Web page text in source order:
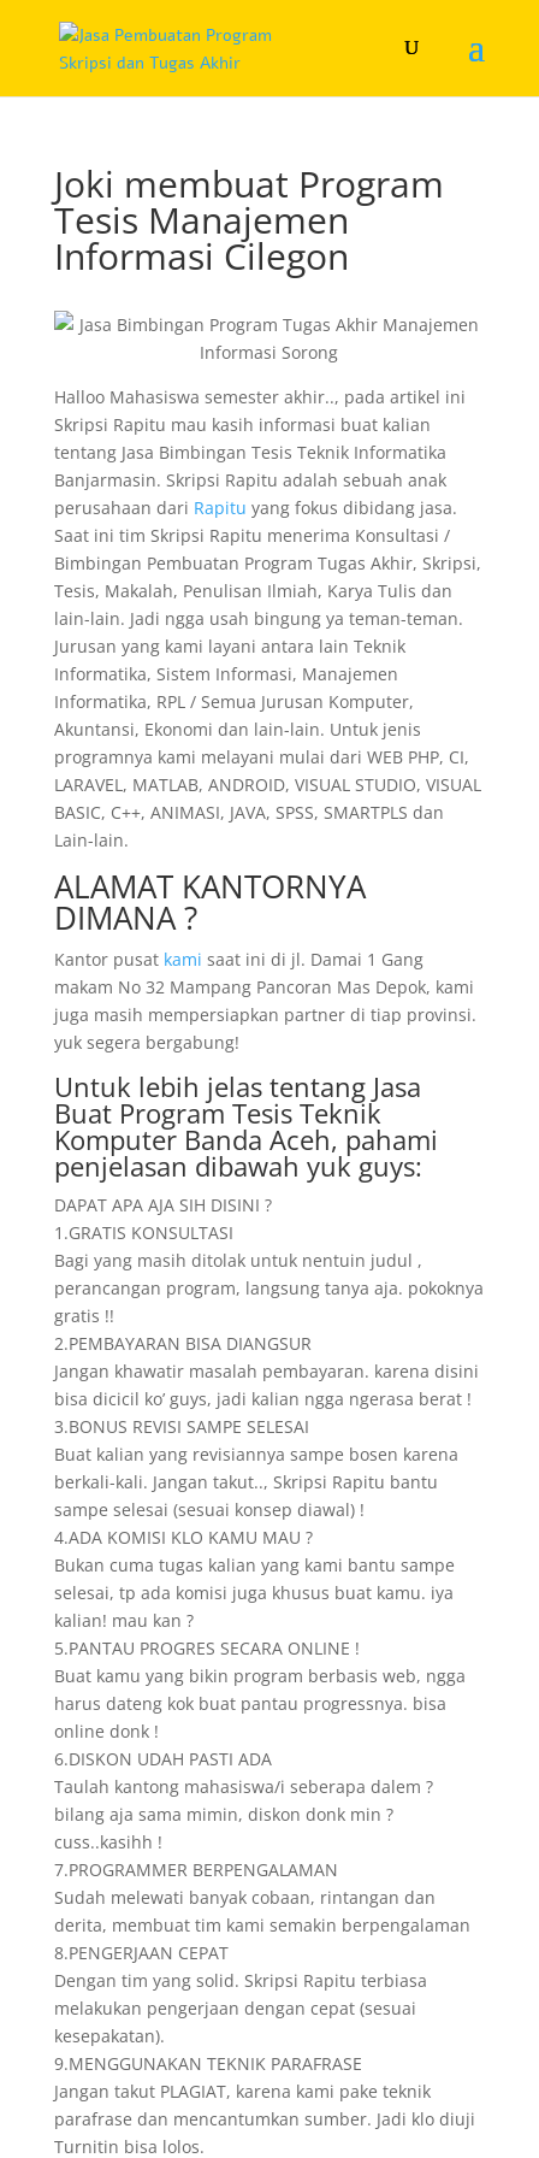
Joki membuat Program
Tesis Manajemen
Informasi Cilegon
Halloo Mahasiswa semester akhir.., pada artikel ini
Skripsi Rapitu mau kasih informasi buat kalian
tentang Jasa Bimbingan Tesis Teknik Informatika
Banjarmasin. Skripsi Rapitu adalah sebuah anak
perusahaan dari Rapitu yang fokus dibidang jasa.
Saat ini tim Skripsi Rapitu menerima Konsultasi /
Bimbingan Pembuatan Program Tugas Akhir, Skripsi,
Tesis, Makalah, Penulisan Ilmiah, Karya Tulis dan
lain-lain. Jadi ngga usah bingung ya teman-teman.
Jurusan yang kami layani antara lain Teknik
Informatika, Sistem Informasi, Manajemen
Informatika, RPL / Semua Jurusan Komputer,
Akuntansi, Ekonomi dan lain-lain. Untuk jenis
programnya kami melayani mulai dari WEB PHP, CI,
LARAVEL, MATLAB, ANDROID, VISUAL STUDIO, VISUAL
BASIC, C++, ANIMASI, JAVA, SPSS, SMARTPLS dan
Lain-lain.
ALAMAT KANTORNYA
DIMANA ?
Kantor pusat kami saat ini di jl. Damai 1 Gang
makam No 32 Mampang Pancoran Mas Depok, kami
juga masih mempersiapkan partner di tiap provinsi.
yuk segera bergabung!
Untuk lebih jelas tentang Jasa
Buat Program Tesis Teknik
Komputer Banda Aceh, pahami
penjelasan dibawah yuk guys:
DAPAT APA AJA SIH DISINI ?
1.GRATIS KONSULTASI
Bagi yang masih ditolak untuk nentuin judul ,
perancangan program, langsung tanya aja. pokoknya
gratis !!
2.PEMBAYARAN BISA DIANGSUR
Jangan khawatir masalah pembayaran. karena disini
bisa dicicil ko’ guys, jadi kalian ngga ngerasa berat !
3.BONUS REVISI SAMPE SELESAI
Buat kalian yang revisiannya sampe bosen karena
berkali-kali. Jangan takut.., Skripsi Rapitu bantu
sampe selesai (sesuai konsep diawal) !
4.ADA KOMISI KLO KAMU MAU ?
Bukan cuma tugas kalian yang kami bantu sampe
selesai, tp ada komisi juga khusus buat kamu. iya
kalian! mau kan ?
5.PANTAU PROGRES SECARA ONLINE !
Buat kamu yang bikin program berbasis web, ngga
harus dateng kok buat pantau progressnya. bisa
online donk !
6.DISKON UDAH PASTI ADA
Taulah kantong mahasiswa/i seberapa dalem ?
bilang aja sama mimin, diskon donk min ?
cuss..kasihh !
7.PROGRAMMER BERPENGALAMAN
Sudah melewati banyak cobaan, rintangan dan
derita, membuat tim kami semakin berpengalaman
8.PENGERJAAN CEPAT
Dengan tim yang solid. Skripsi Rapitu terbiasa
melakukan pengerjaan dengan cepat (sesuai
kesepakatan).
9.MENGGUNAKAN TEKNIK PARAFRASE
Jangan takut PLAGIAT, karena kami pake teknik
parafrase dan mencantumkan sumber. Jadi klo diuji
Turnitin bisa lolos.